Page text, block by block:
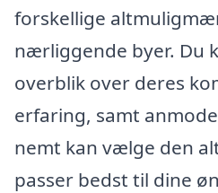
forskellige
nærliggende byer. Du
overblik over deres
erfaring, samt
nemt kan vælge den
passer bedst til dine